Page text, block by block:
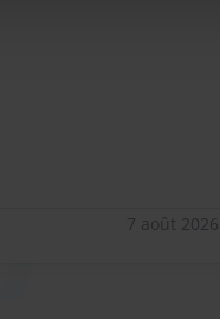
7 août 2026